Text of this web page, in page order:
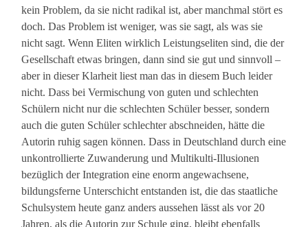
kein Problem, da sie nicht radikal ist, aber manchmal stört es
doch. Das Problem ist weniger, was sie sagt, als was sie
nicht sagt. Wenn Eliten wirklich Leistungseliten sind, die der
Gesellschaft etwas bringen, dann sind sie gut und sinnvoll –
aber in dieser Klarheit liest man das in diesem Buch leider
nicht. Dass bei Vermischung von guten und schlechten
Schülern nicht nur die schlechten Schüler besser, sondern
auch die guten Schüler schlechter abschneiden, hätte die
Autorin ruhig sagen können. Dass in Deutschland durch eine
unkontrollierte Zuwanderung und Multikulti-Illusionen
bezüglich der Integration eine enorm angewachsene,
bildungsferne Unterschicht entstanden ist, die das staatliche
Schulsystem heute ganz anders aussehen lässt als vor 20
Jahren, als die Autorin zur Schule ging, bleibt ebenfalls